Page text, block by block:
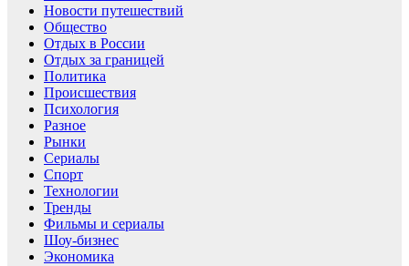
Новости путешествий
Общество
Отдых в России
Отдых за границей
Политика
Происшествия
Психология
Разное
Рынки
Сериалы
Спорт
Технологии
Тренды
Фильмы и сериалы
Шоу-бизнес
Экономика